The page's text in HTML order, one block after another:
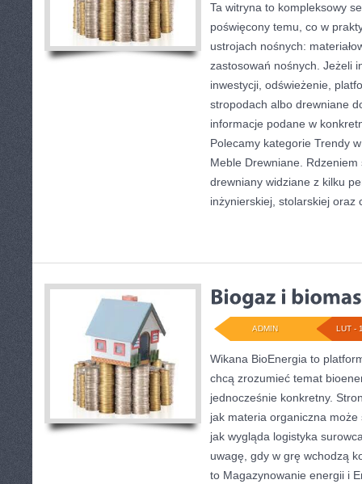
Ta witryna to kompleksowy
poświęcony temu, co w
ustrojach nośnych:
zastosowań nośnych. Jeżeli
inwestycji, odświeżenie,
stropodach albo drewniane
informacje podane w
Polecamy kategorie Trendy
Meble Drewniane. Rdzeniem
drewniany widziane z kilku
inżynierskiej, stolarskiej oraz
LUT -
ADMIN
Wikana BioEnergia to
chcą zrozumieć temat
jednocześnie konkretny.
jak materia organiczna
jak wygląda logistyka
uwagę, gdy w grę wchodzą
to Magazynowanie energii i